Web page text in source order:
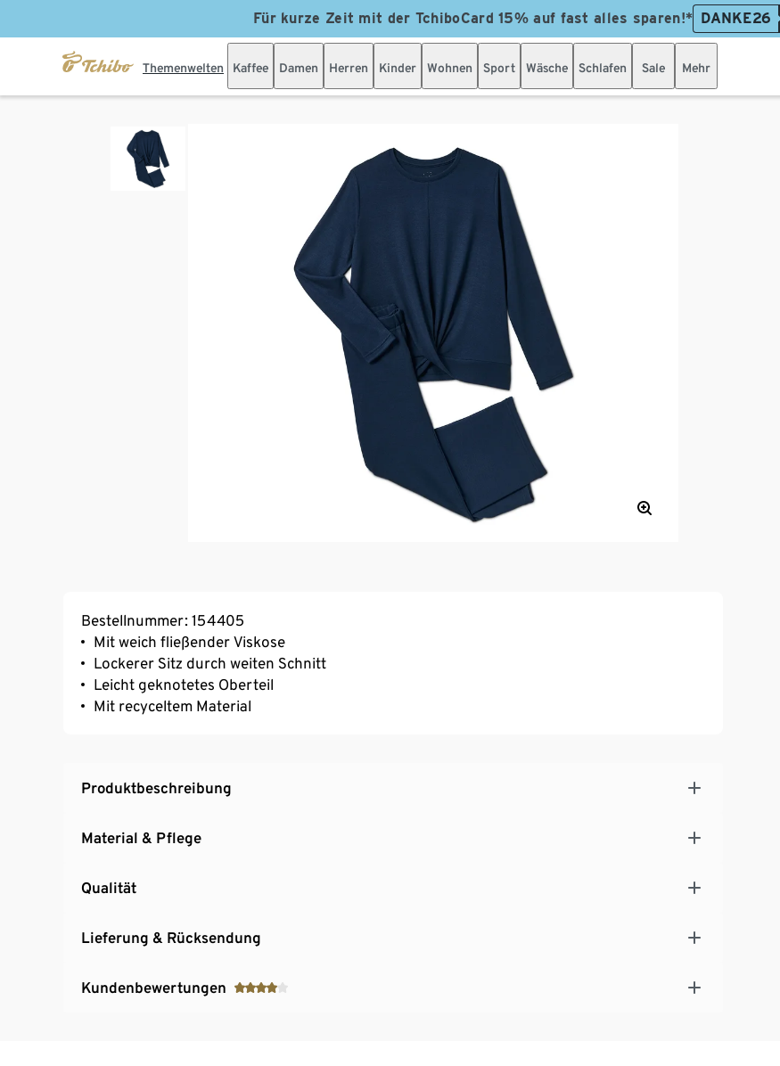
Für kurze Zeit mit der TchiboCard 15% auf fast alles sparen!* DANKE26
Themenwelten Kaffee Damen Herren Kinder Wohnen Sport Wäsche Schlafen Sale Mehr
Bestellnummer: 154405
Mit weich fließender Viskose
Lockerer Sitz durch weiten Schnitt
Leicht geknotetes Oberteil
Mit recyceltem Material
Produktbeschreibung
Material & Pflege
Qualität
Lieferung & Rücksendung
Kundenbewertungen